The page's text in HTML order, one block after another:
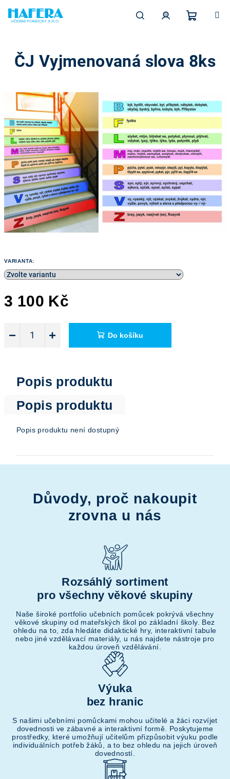
obsah
košík
VARIANTA:
3 100 Kč
cena:
+
− Do košíku
ČJ Vyjmenovaná slova 8ks
Popis produktu
Popis produktu
Popis produktu není dostupný
Důvody, proč nakoupit
zrovna u nás
Rozsáhlý sortiment
pro všechny věkové skupiny
Naše široké portfolio učebních pomůcek pokrývá všechny
věkové skupiny od mateřských škol po základní školy. Bez
ohledu na to, zda hledáte didaktické hry, interaktivní tabule
nebo jiné vzdělávací materiály, u nás najdete nástroje pro
každou úroveň vzdělávání.
Výuka
bez hranic
S našimi učebními pomůckami mohou učitelé a žáci rozvíjet
dovednosti ve zábavné a interaktivní formě. Poskytujeme
prostředky, které umožňují učitelům přizpůsobit výuku podle
individuálních potřeb žáků, a to bez ohledu na jejich úroveň
dovedností.